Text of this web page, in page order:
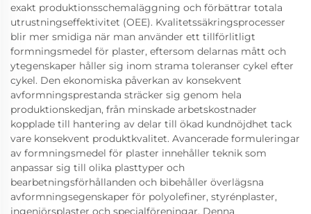
exakt produktionsschemaläggning och förbättrar totala
utrustningseffektivitet (OEE). Kvalitetssäkringsprocesser
blir mer smidiga när man använder ett tillförlitligt
formningsmedel för plaster, eftersom delarnas mått och
ytegenskaper håller sig inom strama toleranser cykel efter
cykel. Den ekonomiska påverkan av konsekvent
avformningsprestanda sträcker sig genom hela
produktionskedjan, från minskade arbetskostnader
kopplade till hantering av delar till ökad kundnöjdhet tack
vare konsekvent produktkvalitet. Avancerade formuleringar
av formningsmedel för plaster innehåller teknik som
anpassar sig till olika plasttyper och
bearbetningsförhållanden och bibehåller överlägsna
avformningsegenskaper för polyolefiner, styrénplaster,
ingenjörsplaster och specialföreningar. Denna